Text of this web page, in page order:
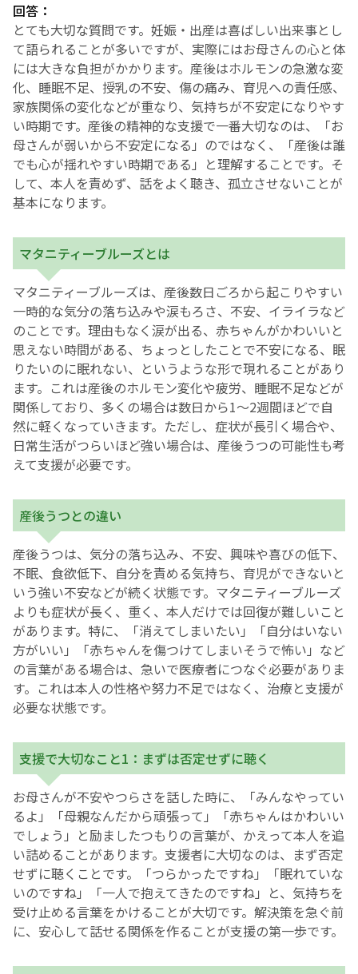
回答：
とても大切な質問です。妊娠・出産は喜ばしい出来事とし
て語られることが多いですが、実際にはお母さんの心と体
には大きな負担がかかります。産後はホルモンの急激な変
化、睡眠不足、授乳の不安、傷の痛み、育児への責任感、
家族関係の変化などが重なり、気持ちが不安定になりやす
い時期です。産後の精神的な支援で一番大切なのは、「お
母さんが弱いから不安定になる」のではなく、「産後は誰
でも心が揺れやすい時期である」と理解することです。そ
して、本人を責めず、話をよく聴き、孤立させないことが
基本になります。
マタニティーブルーズとは
マタニティーブルーズは、産後数日ごろから起こりやすい
一時的な気分の落ち込みや涙もろさ、不安、イライラなど
のことです。理由もなく涙が出る、赤ちゃんがかわいいと
思えない時間がある、ちょっとしたことで不安になる、眠
りたいのに眠れない、というような形で現れることがあり
ます。これは産後のホルモン変化や疲労、睡眠不足などが
関係しており、多くの場合は数日から1〜2週間ほどで自
然に軽くなっていきます。ただし、症状が長引く場合や、
日常生活がつらいほど強い場合は、産後うつの可能性も考
えて支援が必要です。
産後うつとの違い
産後うつは、気分の落ち込み、不安、興味や喜びの低下、
不眠、食欲低下、自分を責める気持ち、育児ができないと
いう強い不安などが続く状態です。マタニティーブルーズ
よりも症状が長く、重く、本人だけでは回復が難しいこと
があります。特に、「消えてしまいたい」「自分はいない
方がいい」「赤ちゃんを傷つけてしまいそうで怖い」など
の言葉がある場合は、急いで医療者につなぐ必要がありま
す。これは本人の性格や努力不足ではなく、治療と支援が
必要な状態です。
支援で大切なこと1：まずは否定せずに聴く
お母さんが不安やつらさを話した時に、「みんなやってい
るよ」「母親なんだから頑張って」「赤ちゃんはかわいい
でしょう」と励ましたつもりの言葉が、かえって本人を追
い詰めることがあります。支援者に大切なのは、まず否定
せずに聴くことです。「つらかったですね」「眠れていな
いのですね」「一人で抱えてきたのですね」と、気持ちを
受け止める言葉をかけることが大切です。解決策を急ぐ前
に、安心して話せる関係を作ることが支援の第一歩です。
遠方にお住まいで当院での出産を希望される方へ
医師プロフィール
English Page